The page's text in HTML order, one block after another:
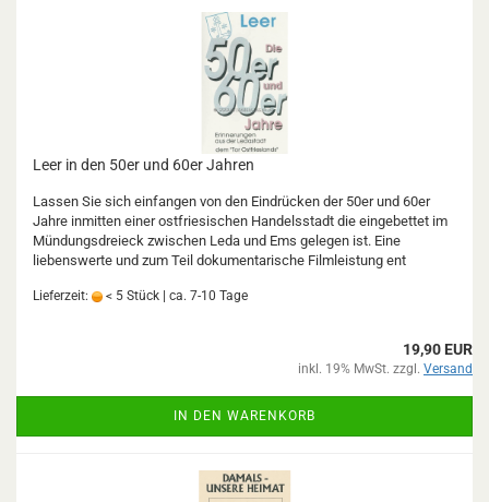
Leer in den 50er und 60er Jahren
Lassen Sie sich einfangen von den Eindrücken der 50er und 60er
Jahre inmitten einer ostfriesischen Handelsstadt die eingebettet im
Mündungsdreieck zwischen Leda und Ems gelegen ist. Eine
liebenswerte und zum Teil dokumentarische Filmleistung ent
Lieferzeit: < 5 Stück | ca. 7-10 Tage
19,90 EUR
inkl. 19% MwSt. zzgl. Versand
IN DEN WARENKORB